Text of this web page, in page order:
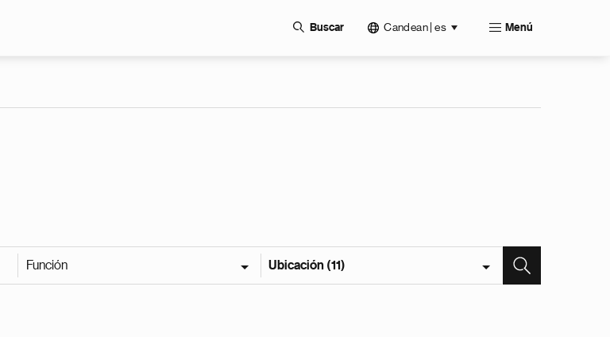
Buscar Candean | es Menú
Función Ubicación (11)